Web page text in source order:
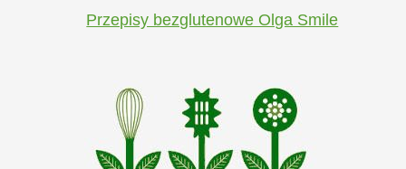
Przepisy bezglutenowe Olga Smile